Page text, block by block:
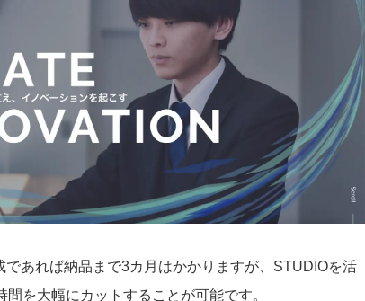
あれば納品まで3カ月はかかりますが、STUDIOを活
を大幅にカットすることが可能です。